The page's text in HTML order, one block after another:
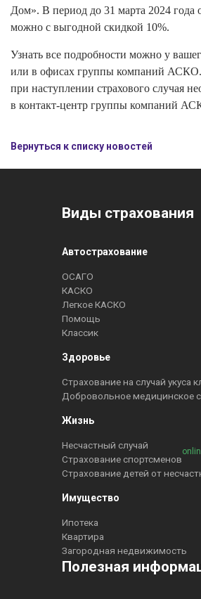
Дом». В период до 31 марта 2024 года
можно с выгодной скидкой 10%.
Узнать все подробности можно у
или в офисах группы компаний
при наступлении страхового случая
в контакт-центр группы компаний
Вернуться к списку новостей
Виды страхования
Автострахование
ОСАГО
КАСКО
Легкое КАСКО
Помощь
Классик
Здоровье
Страхование на случай укуса
Добровольное медицинское
Жизнь
Несчастный случай
Страхование спортсменов
Страхование детей от
Имущество
Ипотека
Квартира
Загородная недвижимость
Полезная